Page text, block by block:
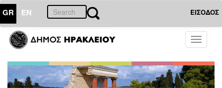
GR EN ΕΙΣΟΔΟΣ
Toggle
ΕΠΙΚΑΙΡΟΤΗΤΑ
Τύπου
Αρχείο